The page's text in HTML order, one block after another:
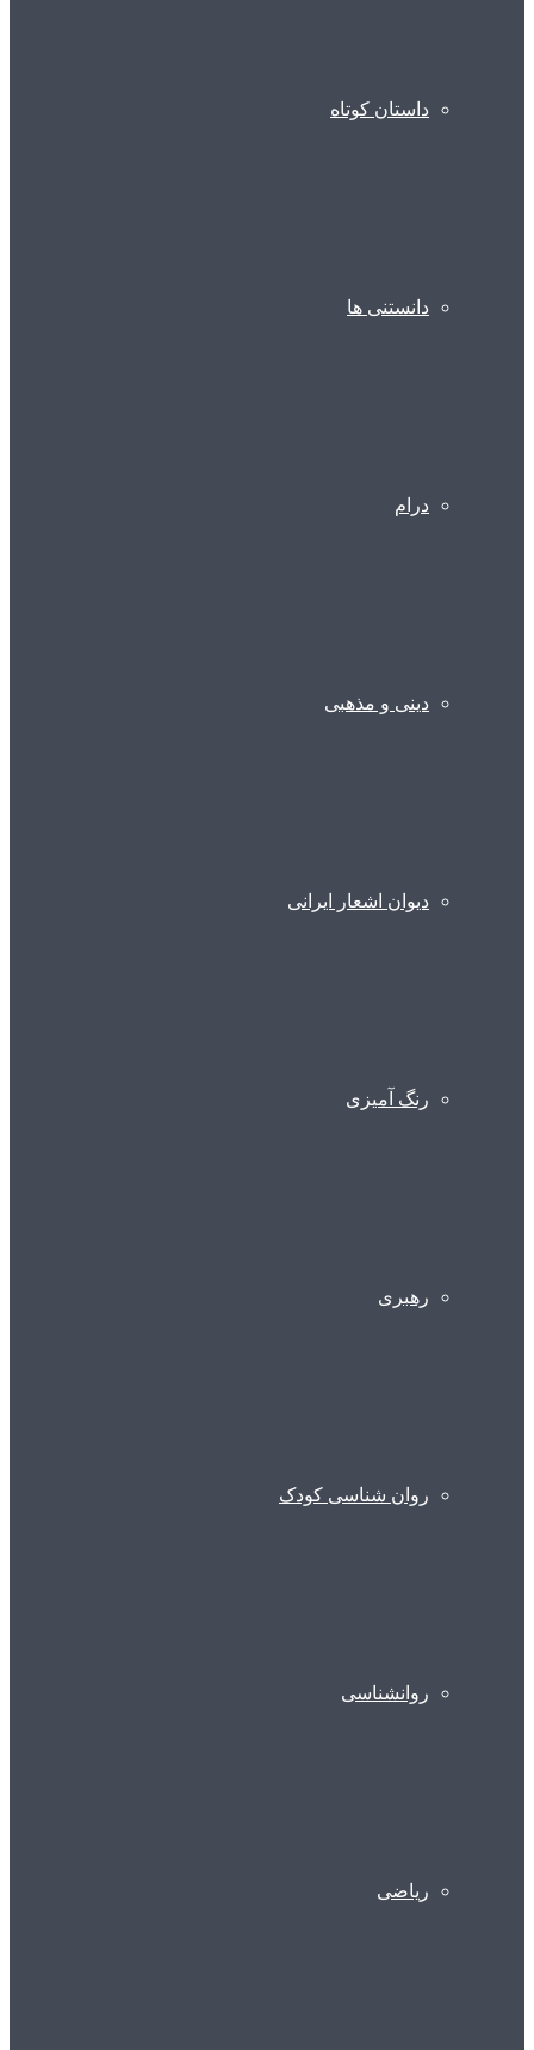
داستان کوتاه
دانستنی ها
درام
دینی و مذهبی
دیوان اشعار ایرانی
رنگ آمیزی
رهبری
روان شناسی کودک
روانشناسی
ریاضی